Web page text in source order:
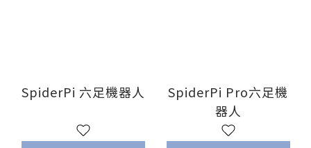
SpiderPi 六足機器人
SpiderPi Pro六足機
器人